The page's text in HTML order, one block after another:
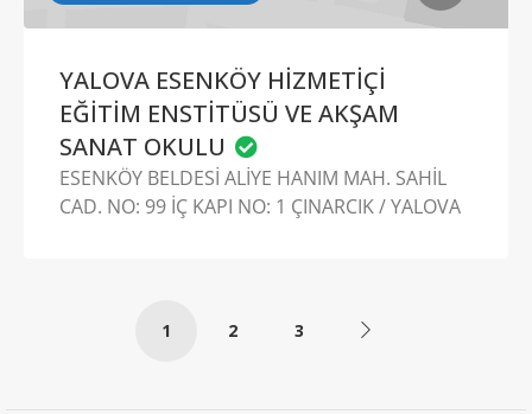
YALOVA ESENKÖY HİZMETİÇİ
EĞİTİM ENSTİTÜSÜ VE AKŞAM
SANAT OKULU
ESENKÖY BELDESİ ALİYE HANIM MAH. SAHİL
CAD. NO: 99 İÇ KAPI NO: 1 ÇINARCIK / YALOVA
1 2 3